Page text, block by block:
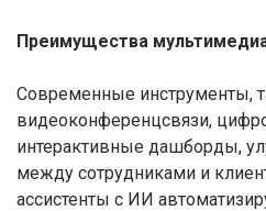
Преимущества
Современные инструменты,
видеоконференцсвязи,
интерактивные дашборды,
между сотрудниками и
ассистенты с ИИ